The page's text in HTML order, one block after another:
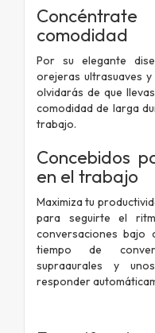
comodidad
Por su elegante
orejeras ultrasuaves
olvidarás de que
comodidad de larga
trabajo.
Concebidos
en el trabajo
Maximiza tu
para seguirte el
conversaciones
tiempo de
supraaurales y
responder